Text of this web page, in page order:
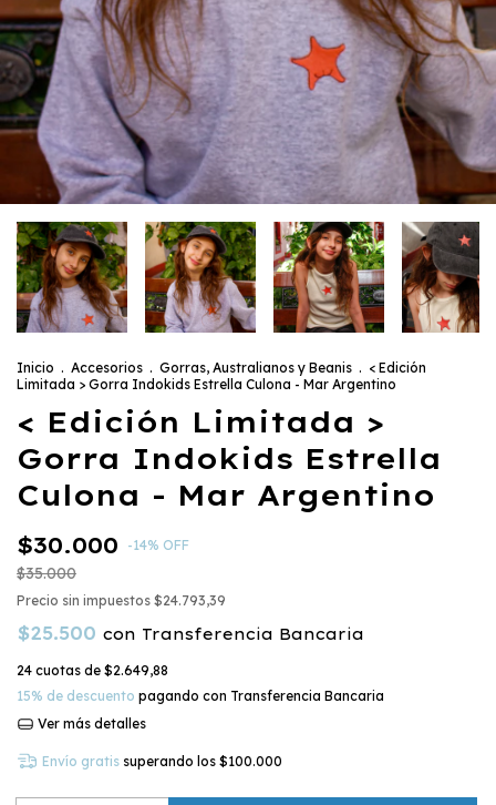
Inicio . Accesorios . Gorras, Australianos y Beanis . < Edición
Limitada > Gorra Indokids Estrella Culona - Mar Argentino
< Edición Limitada >
Gorra Indokids Estrella
Culona - Mar Argentino
$30.000 -14% OFF
$35.000
Precio sin impuestos $24.793,39
$25.500 con Transferencia Bancaria
24 cuotas de $2.649,88
15% de descuento pagando con Transferencia Bancaria
Ver más detalles
Envío gratis superando los $100.000